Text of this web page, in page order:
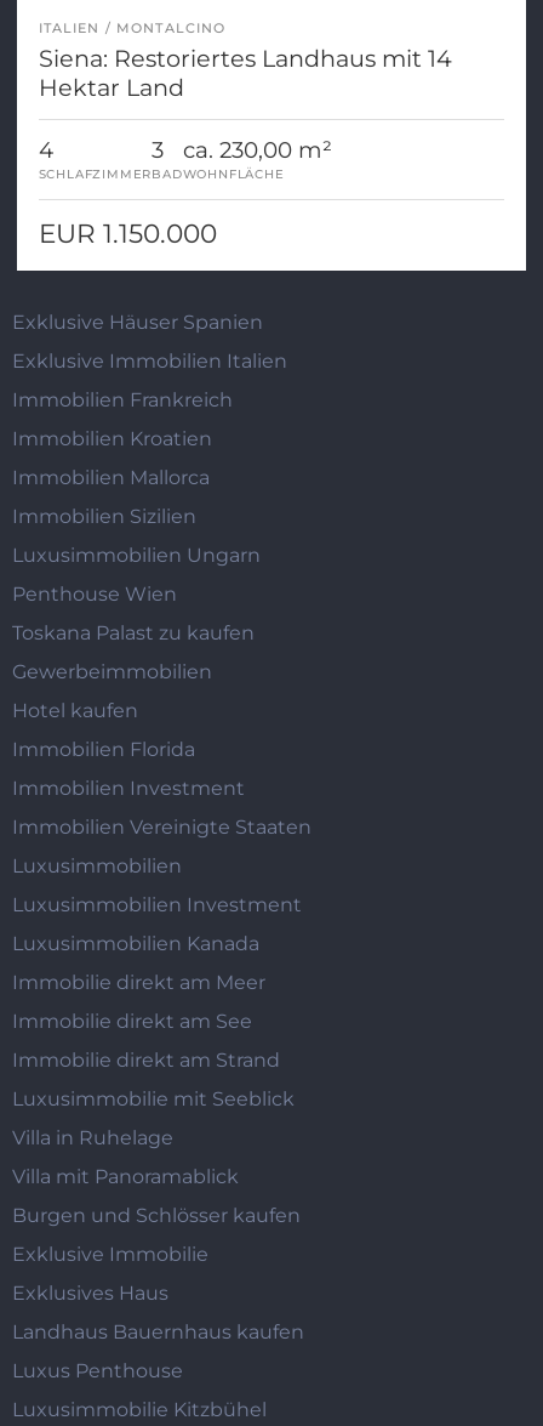
ITALIEN MONTALCINO
Siena: Restoriertes Landhaus mit 14
Hektar Land
4
SCHLAFZIMMER
3
BAD
ca. 230,00 m²
WOHNFLÄCHE
EUR 1.150.000
Exklusive Häuser Spanien
Exklusive Immobilien Italien
Immobilien Frankreich
Immobilien Kroatien
Immobilien Mallorca
Immobilien Sizilien
Luxusimmobilien Ungarn
Penthouse Wien
Toskana Palast zu kaufen
Gewerbeimmobilien
Hotel kaufen
Immobilien Florida
Immobilien Investment
Immobilien Vereinigte Staaten
Luxusimmobilien
Luxusimmobilien Investment
Luxusimmobilien Kanada
Immobilie direkt am Meer
Immobilie direkt am See
Immobilie direkt am Strand
Luxusimmobilie mit Seeblick
Villa in Ruhelage
Villa mit Panoramablick
Burgen und Schlösser kaufen
Exklusive Immobilie
Exklusives Haus
Landhaus Bauernhaus kaufen
Luxus Penthouse
Luxusimmobilie Kitzbühel